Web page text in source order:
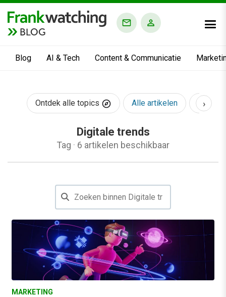
BLOG
Blog AI & Tech Content & Communicatie
Ontdek alle topics Alle artikelen AI &
›
Digitale trends
Tag · 6 artikelen beschikbaar
MARKETING